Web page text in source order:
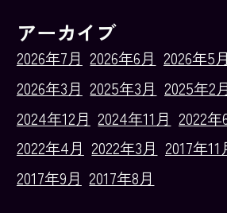
アーカイブ
2026年7月 2026年6月 2026年5月
2026年3月 2025年3月 2025年2月
2024年12月 2024年11月 2022年
2022年4月 2022年3月 2017年11
2017年9月 2017年8月